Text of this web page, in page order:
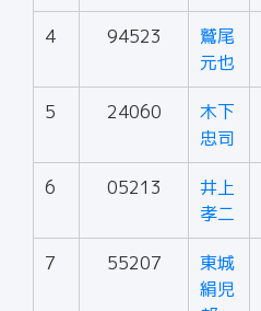
4 94523
鷲尾
元也
5 24060
木下
忠司
6 05213
井上
孝二
7 55207
東城
絹児